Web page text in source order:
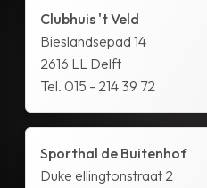
Clubhuis 't Veld
Bieslandsepad 14
2616 LL Delft
Tel. 015 - 214 39 72
Sporthal de Buitenhof
Duke ellingtonstraat 2